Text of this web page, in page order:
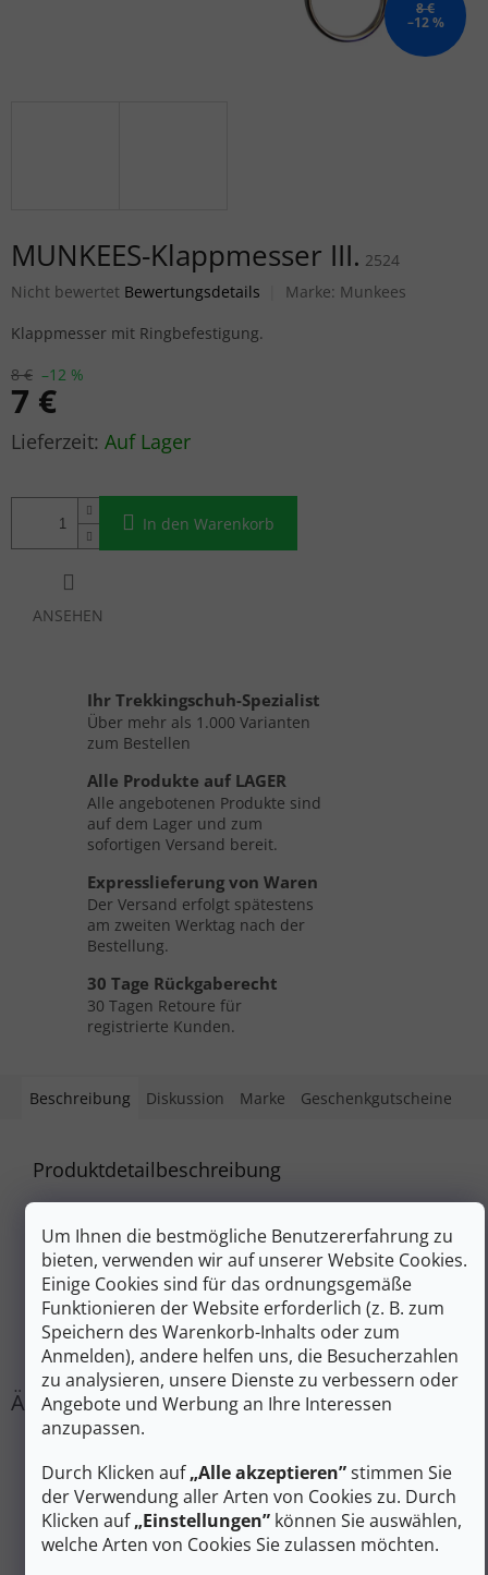
Um Ihnen die bestmögliche Benutzererfahrung zu
bieten, verwenden wir auf unserer Website Cookies.
Einige Cookies sind für das ordnungsgemäße
Funktionieren der Website erforderlich (z. B. zum
Speichern des Warenkorb-Inhalts oder zum
Anmelden), andere helfen uns, die Besucherzahlen
zu analysieren, unsere Dienste zu verbessern oder
Angebote und Werbung an Ihre Interessen
anzupassen.
Durch Klicken auf„Alle akzeptieren”stimmen Sie
der Verwendung aller Arten von Cookies zu. Durch
Klicken auf„Einstellungen” können Sie auswählen,
welche Arten von Cookies Sie zulassen möchten.
8 €
–12 %
MUNKEES-Klappmesser III. 2524
Die durchschnittliche Produktbewertung ist 0,0 von 5 Sternen.
Nicht bewertet Bewertungsdetails Marke: Munkees
8 € –12 %
7 €
Verkaufspreis:Auf Lager
In den Warenkorb
Klappmesser mit Ringbefestigung.
ANSEHEN
Ihr Trekkingschuh-Spezialist
Über mehr als 1.000 Varianten
zum Bestellen
Alle Produkte auf LAGER
Alle angebotenen Produkte sind
auf dem Lager und zum
sofortigen Versand bereit.
Expresslieferung von Waren
Der Versand erfolgt spätestens
am zweiten Werktag nach der
Bestellung.
30 Tage Rückgaberecht
30 Tagen Retoure für
registrierte Kunden.
Beschreibung Diskussion Marke Geschenkgutscheine
Produktdetailbeschreibung
Zusätzliche Parameter
Kategorie:
CAMPING-AUSRÜSTUNG
EAN:
6932057825241
#sizes_table#: hidden